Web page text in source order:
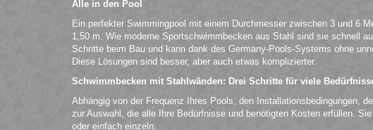
Alle in den Pool
Ein perfekter Swimmingpool mit einem Durchmesser zwischen 3 und 6
1,50 m. Wie moderne Sportschwimmbecken aus Stahl sind sie schnell
Schritte beim Bau und kann dank des Germany-Pools-Systems ohne
Diese Lösungen sind besser, aber auch etwas komplizierter.
Schwimmbecken mit Stahlwänden: Drei Schritte für viele
Abhängig von der Frequenz Ihres Pools, den Installationsbedingungen,
zur Auswahl, die alle Ihre Bedürfnisse und benötigten Kosten erfüllen.
oder einfach einzeln.